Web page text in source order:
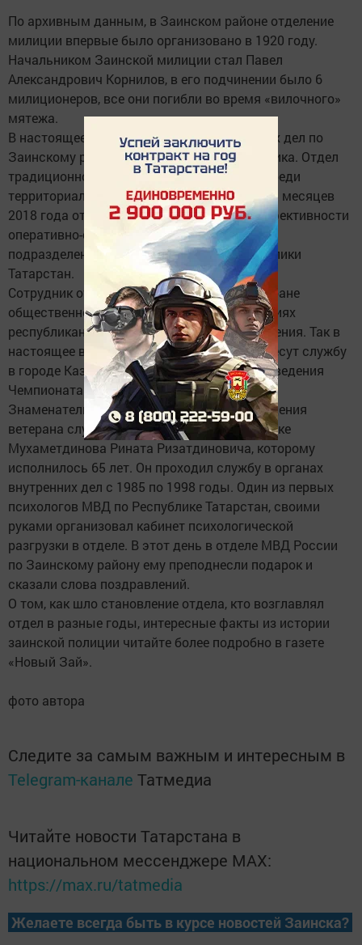
По архивным данным, в Заинском районе отделение
милиции впервые было организовано в 1920 году.
Начальником Заинской милиции стал Павел
Александрович Корнилов, в его подчинении было 6
милиционеров, все они погибли во время «вилочного»
мятежа.
В настоящее время штат отдела внутренних дел по
Заинскому району составляет 154 сотрудника. Отдел
традиционно занимает передовые места среди
территориальных отделов полиции, так за 5 месяцев
2018 года отдел занял первое место по эффективности
оперативно-служебной деятельности среди
подразделений 2 категории МВД по Республики
Татарстан.
Сотрудник отдела принимают участие в охране
общественного порядка во всех мероприятиях
республиканского и общероссийского значения. Так в
настоящее время 40 сотрудников отдела несут службу
в городе Казань в период подготовки и проведения
Чемпионата мира по футболу 2018 года.
Знаменательная дата совпала с днем рождения
ветерана службы, майора полиции в отставке
Мухаметдинова Рината Ризатдиновича, которому
исполнилось 65 лет. Он проходил службу в органах
внутренних дел с 1985 по 1998 годы. Один из первых
психологов МВД по Республике Татарстан, своими
руками организовал кабинет психологической
разгрузки в отделе. В этот день в отделе МВД России
по Заинскому району ему преподнесли подарок и
сказали слова поздравлений.
О том, как шло становление отдела, кто возглавлял
отдел в разные годы, интересные факты из истории
заинской полиции читайте более подробно в газете
«Новый Зай».
фото автора
Следите за самым важным и интересным в
Telegram-канале Татмедиа
Читайте новости Татарстана в
национальном мессенджере MАХ:
https://max.ru/tatmedia
Желаете всегда быть в курсе новостей Заинска?